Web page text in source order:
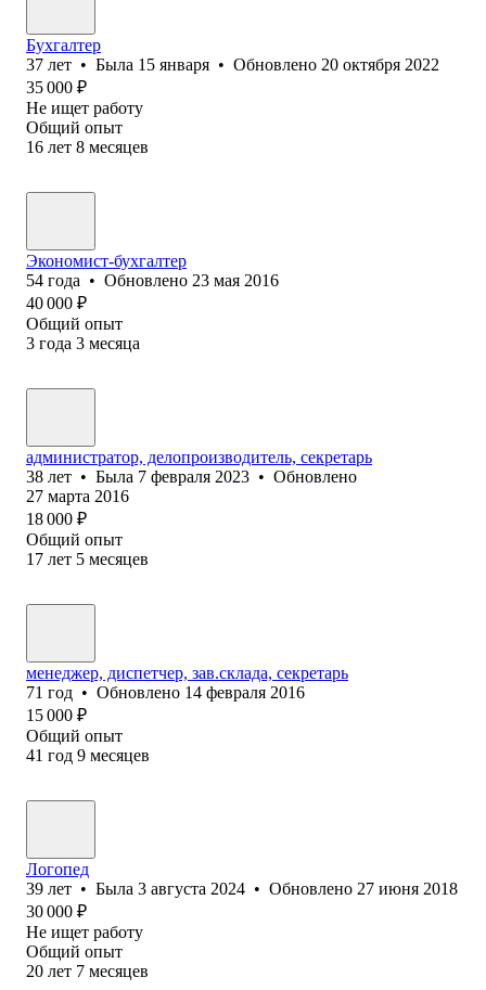
Бухгалтер
37 лет • Была 15 января • Обновлено 20 октября 2022
35 000 ₽
Не ищет работу
Общий опыт
16 лет 8 месяцев
Экономист-бухгалтер
54 года • Обновлено 23 мая 2016
40 000 ₽
Общий опыт
3 года 3 месяца
администратор, делопроизводитель, секретарь
38 лет • Была 7 февраля 2023 • Обновлено
27 марта 2016
18 000 ₽
Общий опыт
17 лет 5 месяцев
менеджер, диспетчер, зав.склада, секретарь
71 год • Обновлено 14 февраля 2016
15 000 ₽
Общий опыт
41 год 9 месяцев
Логопед
39 лет • Была 3 августа 2024 • Обновлено 27 июня 2018
30 000 ₽
Не ищет работу
Общий опыт
20 лет 7 месяцев